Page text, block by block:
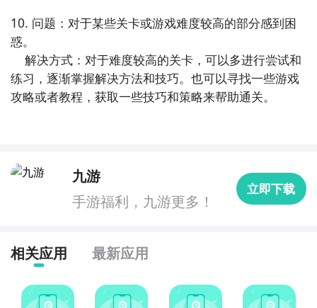
10. 问题：对于某些关卡或游戏难度较高的部分感到困
惑。
练习，逐渐掌握解决方法和技巧。也可以寻找一些游戏
攻略或者教程，获取一些技巧和策略来帮助通关。
九游
手游福利，九游更多！
立即下载
相关应用 最新应用